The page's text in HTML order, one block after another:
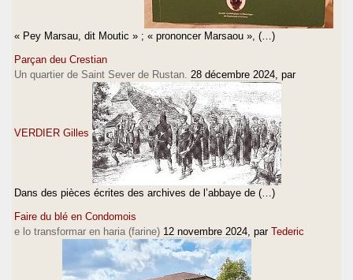
« Pey Marsau, dit Moutic » ; « prononcer Marsaou », (…)
Parçan deu Crestian
Un quartier de Saint Sever de Rustan. 28 décembre 2024 , par
VERDIER Gilles
Dans des pièces écrites des archives de l’abbaye de (…)
Faire du blé en Condomois
e lo transformar en haria (farine) 12 novembre 2024 , par Tederic